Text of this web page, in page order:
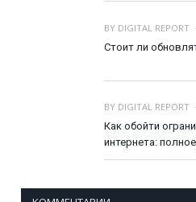
BY DIGITAL REPORT
Стоит ли
BY DIGITAL REPORT
Как обойти
интернета: